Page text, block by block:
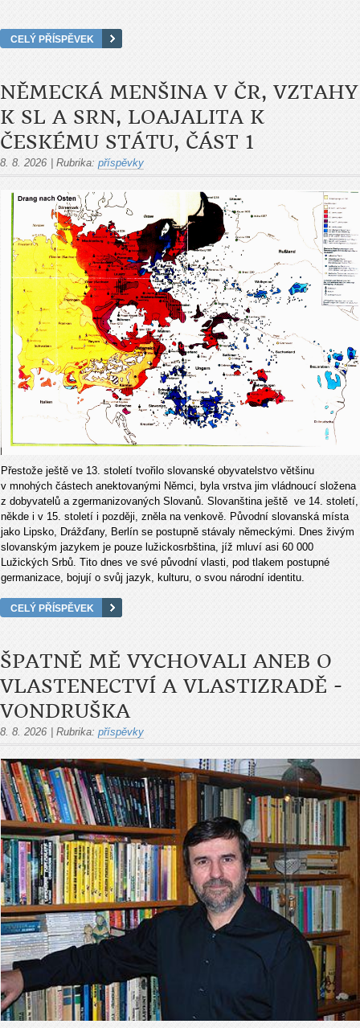
CELÝ PŘÍSPĚVEK
NĚMECKÁ MENŠINA V ČR, VZTAHY
K SL A SRN, LOAJALITA K
ČESKÉMU STÁTU, ČÁST 1
8. 8. 2026 Rubrika: příspěvky
Přestože ještě ve 13. století tvořilo slovanské obyvatelstvo většinu
v mnohých částech anektovanými Němci, byla vrstva jim vládnoucí složena
z dobyvatelů a zgermanizovaných Slovanů. Slovanština ještě ve 14. století,
někde i v 15. století i později, zněla na venkově. Původní slovanská místa
jako Lipsko, Drážďany, Berlín se postupně stávaly německými. Dnes živým
slovanským jazykem je pouze lužickosrbština, jíž mluví asi 60 000
Lužických Srbů. Tito dnes ve své původní vlasti, pod tlakem postupné
germanizace, bojují o svůj jazyk, kulturu, o svou národní identitu.
CELÝ PŘÍSPĚVEK
ŠPATNĚ MĚ VYCHOVALI ANEB O
VLASTENECTVÍ A VLASTIZRADĚ -
VONDRUŠKA
8. 8. 2026 Rubrika: příspěvky